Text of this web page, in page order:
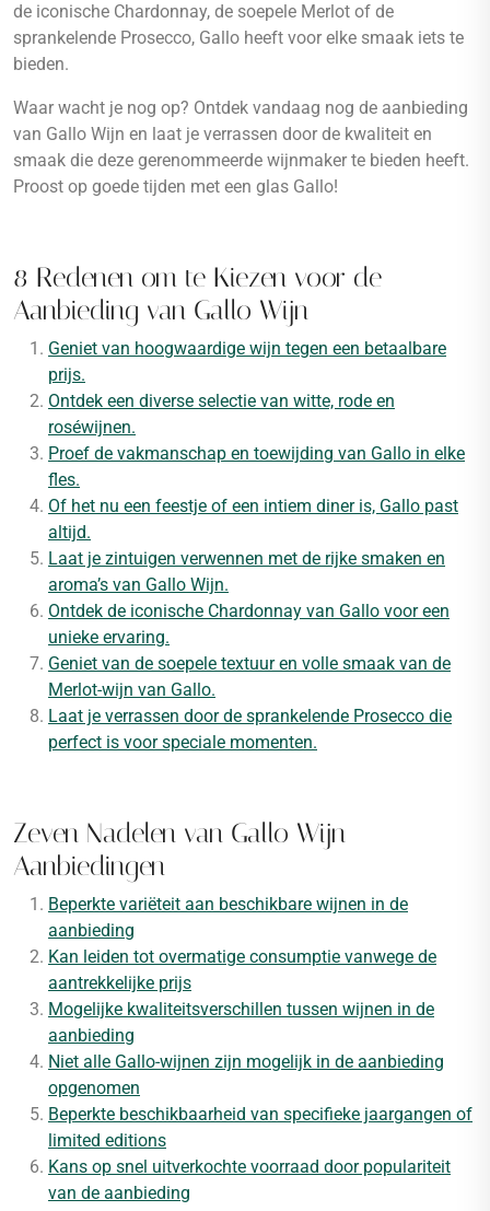
de iconische Chardonnay, de soepele Merlot of de
sprankelende Prosecco, Gallo heeft voor elke smaak iets te
bieden.
Waar wacht je nog op? Ontdek vandaag nog de aanbieding
van Gallo Wijn en laat je verrassen door de kwaliteit en
smaak die deze gerenommeerde wijnmaker te bieden heeft.
Proost op goede tijden met een glas Gallo!
8 Redenen om te Kiezen voor de
Aanbieding van Gallo Wijn
Geniet van hoogwaardige wijn tegen een betaalbare
prijs.
Ontdek een diverse selectie van witte, rode en
roséwijnen.
Proef de vakmanschap en toewijding van Gallo in elke
fles.
Of het nu een feestje of een intiem diner is, Gallo past
altijd.
Laat je zintuigen verwennen met de rijke smaken en
aroma’s van Gallo Wijn.
Ontdek de iconische Chardonnay van Gallo voor een
unieke ervaring.
Geniet van de soepele textuur en volle smaak van de
Merlot-wijn van Gallo.
Laat je verrassen door de sprankelende Prosecco die
perfect is voor speciale momenten.
Zeven Nadelen van Gallo Wijn
Aanbiedingen
Beperkte variëteit aan beschikbare wijnen in de
aanbieding
Kan leiden tot overmatige consumptie vanwege de
aantrekkelijke prijs
Mogelijke kwaliteitsverschillen tussen wijnen in de
aanbieding
Niet alle Gallo-wijnen zijn mogelijk in de aanbieding
opgenomen
Beperkte beschikbaarheid van specifieke jaargangen of
limited editions
Kans op snel uitverkochte voorraad door populariteit
van de aanbieding